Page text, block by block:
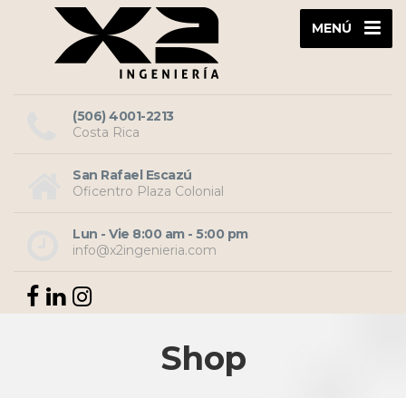
MENÚ
(506) 4001-2213
Costa Rica
San Rafael Escazú
Oficentro Plaza Colonial
Lun - Vie 8:00 am - 5:00 pm
info@x2ingenieria.com
Shop